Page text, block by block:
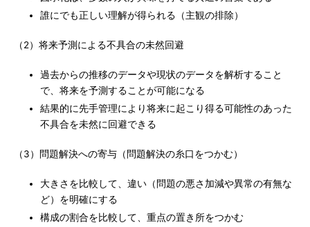
誰にでも正しい理解が得られる（主観の排除）
（2）将来予測による不具合の未然回避
過去からの推移のデータや現状のデータを解析すること
で、将来を予測することが可能になる
結果的に先手管理により将来に起こり得る可能性のあった
不具合を未然に回避できる
（3）問題解決への寄与（問題解決の糸口をつかむ）
大きさを比較して、違い（問題の悪さ加減や異常の有無な
ど）を明確にする
構成の割合を比較して、重点の置き所をつかむ